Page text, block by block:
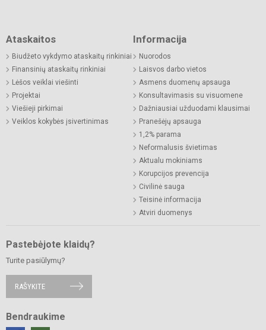
Ataskaitos
Biudžeto vykdymo ataskaitų rinkiniai
Finansinių ataskaitų rinkiniai
Lėšos veiklai viešinti
Projektai
Viešieji pirkimai
Veiklos kokybės įsivertinimas
Informacija
Nuorodos
Laisvos darbo vietos
Asmens duomenų apsauga
Konsultavimasis su visuomene
Dažniausiai užduodami klausimai
Pranešėjų apsauga
1,2% parama
Neformalusis švietimas
Aktualu mokiniams
Korupcijos prevencija
Civilinė sauga
Teisinė informacija
Atviri duomenys
Pastebėjote klaidų?
Turite pasiūlymų?
RAŠYKITE
Bendraukime